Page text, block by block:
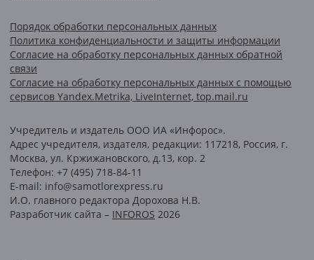
Порядок обработки персональных данных
Политика конфиденциальности и защиты информации
Согласие на обработку персональных данных обратной
связи
Согласие на обработку персональных данных с помощью
сервисов Yandex.Metrika, LiveInternet, top.mail.ru
Учредитель и издатель ООО ИА «Инфорос».
Адрес учредителя, издателя, редакции: 117218, Россия, г.
Москва, ул. Кржижановского, д.13, кор. 2
Телефон: +7 (495) 718-84-11
E-mail: info@samotlorexpress.ru
И.О. главного редактора Дорохова Н.В.
Разработчик сайта – INFOROS 2026